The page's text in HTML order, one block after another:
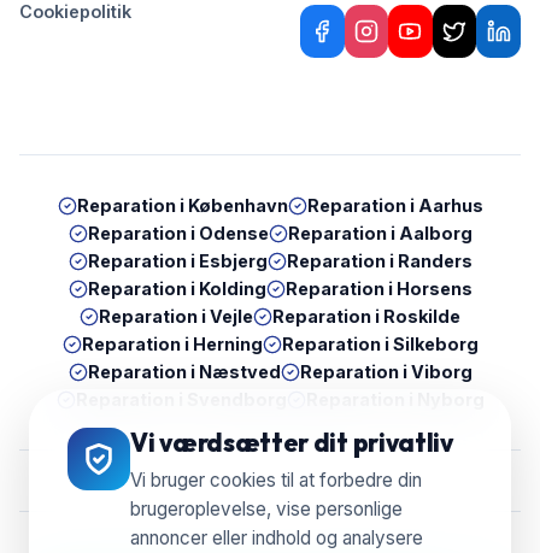
Vi værdsætter dit privatliv
Vi bruger cookies til at forbedre din
brugeroplevelse, vise personlige
annoncer eller indhold og analysere
Cookiepolitik
Reparation i København Reparation i Aarhus
Reparation i Odense Reparation i Aalborg
Reparation i Esbjerg Reparation i Randers
Reparation i Kolding Reparation i Horsens
Reparation iVejle Reparation i Roskilde
Reparation i Herning Reparation i Silkeborg
Reparation i Næstved Reparation i Viborg